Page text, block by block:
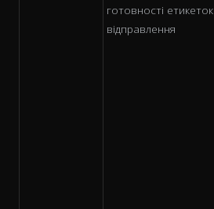
готовності етикеток
відправлення